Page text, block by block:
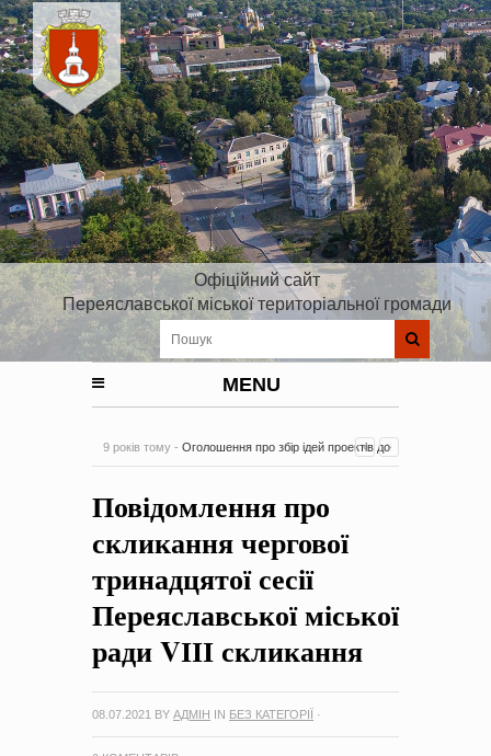
Офіційний сайт
Переяславської міської територіальної громади
MENU
9 років тому - Оголошення про збір ідей проектів до
на період 2018 – 2020 роки Оголошення про збір ідей
- 0 Коментарів
Повідомлення про
скликання чергової
тринадцятої сесії
Переяславської міської
ради VІІІ скликання
08.07.2021 BY АДМІН IN БЕЗ КАТЕГОРІЇ ·